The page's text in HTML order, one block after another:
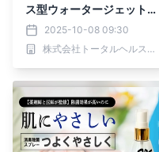
ス型ウォータージェット
「COMORAL（コモラ
ル）」の老人ホーム向け販
売強化および医療機器登録
2025-10-08 09:30
株式会社トータルヘルスコンサルティング